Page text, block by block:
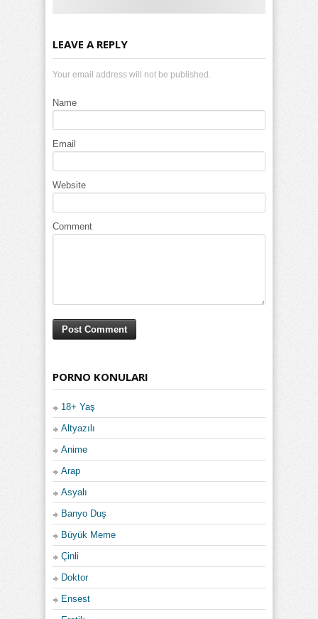
LEAVE A REPLY
Your email address will not be published.
Name
Email
Website
Comment
PORNO KONULARI
18+ Yaş
Altyazılı
Anime
Arap
Asyalı
Banyo Duş
Büyük Meme
Çinli
Doktor
Ensest